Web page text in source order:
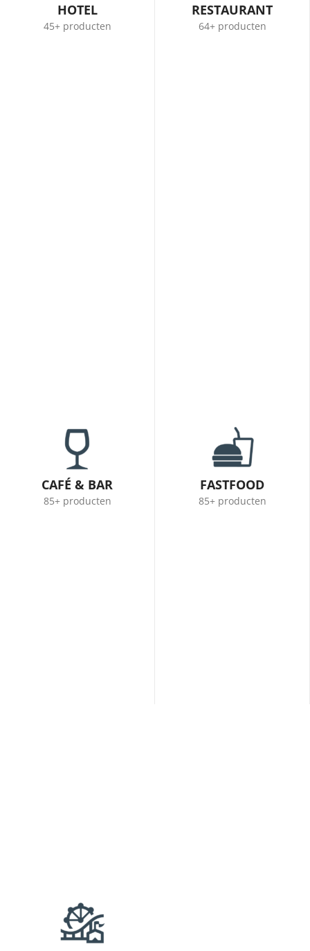
HOTEL
45+ producten
RESTAURANT
64+ producten
CAFÉ & BAR
85+ producten
FASTFOOD
85+ producten